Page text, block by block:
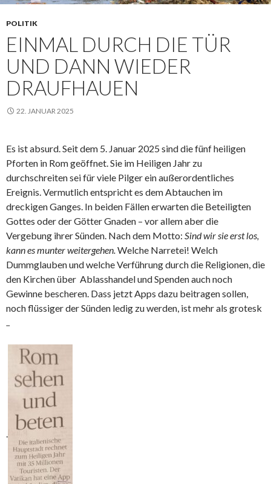
POLITIK
EINMAL DURCH DIE TÜR
UND DANN WIEDER
DRAUFHAUEN
22. JANUAR 2025
Es ist absurd. Seit dem 5. Januar 2025 sind die fünf heiligen
Pforten in Rom geöffnet. Sie im Heiligen Jahr zu
durchschreiten sei für viele Pilger ein außerordentliches
Ereignis. Vermutlich entspricht es dem Abtauchen im
dreckigen Ganges. In beiden Fällen erwarten die Beteiligten
Gottes oder der Götter Gnaden – vor allem aber die
Vergebung ihrer Sünden. Nach dem Motto: Sind wir sie erst los,
kann es munter weitergehen.Welche Narretei! Welch
Dummglauben und welche Verführung durch die Religionen, die
den Kirchen über Ablasshandel und Spenden auch noch
Gewinne bescheren. Dass jetzt Apps dazu beitragen sollen,
noch flüssiger der Sünden ledig zu werden, ist mehr als grotesk
..
.